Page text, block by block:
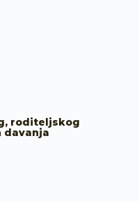
roditeljskog
davanja